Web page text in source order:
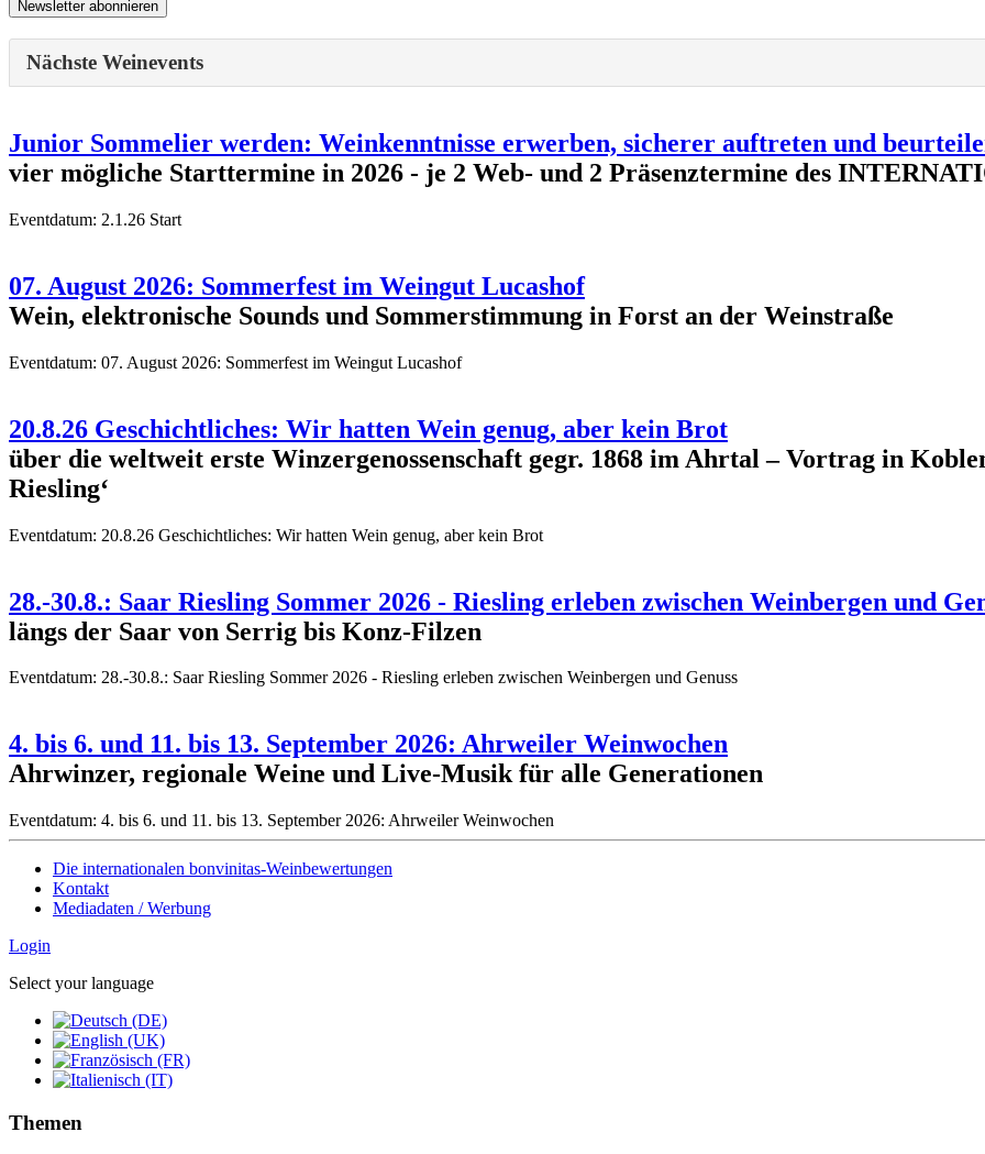
Nächste Weinevents
Junior Sommelier werden: Weinkenntnisse erwerben, sicherer auftreten und
vier mögliche Starttermine in 2026 - je 2 Web- und 2 Präsenztermine des
Eventdatum: 2.1.26 Start
07. August 2026: Sommerfest im Weingut Lucashof
Wein, elektronische Sounds und Sommerstimmung in Forst an der Weinstraße
Eventdatum: 07. August 2026: Sommerfest im Weingut Lucashof
20.8.26 Geschichtliches: Wir hatten Wein genug, aber kein Brot
über die weltweit erste Winzergenossenschaft gegr. 1868 im Ahrtal – Vortrag in
Riesling‘
Eventdatum: 20.8.26 Geschichtliches: Wir hatten Wein genug, aber kein Brot
28.-30.8.: Saar Riesling Sommer 2026 - Riesling erleben zwischen Weinbergen und
längs der Saar von Serrig bis Konz-Filzen
Eventdatum: 28.-30.8.: Saar Riesling Sommer 2026 - Riesling erleben zwischen Weinbergen und Genuss
4. bis 6. und 11. bis 13. September 2026: Ahrweiler Weinwochen
Ahrwinzer, regionale Weine und Live-Musik für alle Generationen
Eventdatum: 4. bis 6. und 11. bis 13. September 2026: Ahrweiler Weinwochen
Die internationalen bonvinitas-Weinbewertungen
Kontakt
Mediadaten / Werbung
Login
Select your language
Themen